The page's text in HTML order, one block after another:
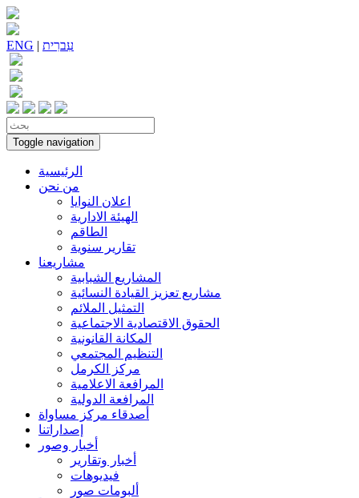
ENG | עִברִית
Toggle navigation
الرئيسية
من نحن
اعلان النوايا
الهيئة الادارية
الطاقم
تقارير سنوية
مشاريعنا
المشاريع الشبابية
مشاريع تعزيز القيادة النسائية
التمثيل الملائم
الحقوق الاقتصادية الاجتماعية
المكانة القانونية
التنظيم المجتمعي
مركز الكرمل
المرافعة الاعلامية
المرافعة الدولية
أصدقاء مركز مساواة
إصداراتنا
أخبار وصور
أخبار وتقارير
فيديوهات
ألبومات صور